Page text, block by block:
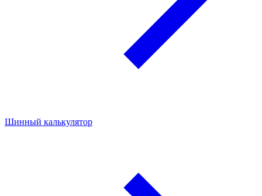
Шинный калькулятор